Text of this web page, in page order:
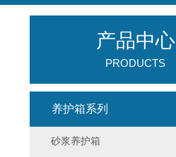
产品中心
PRODUCTS
养护箱系列
砂浆养护箱